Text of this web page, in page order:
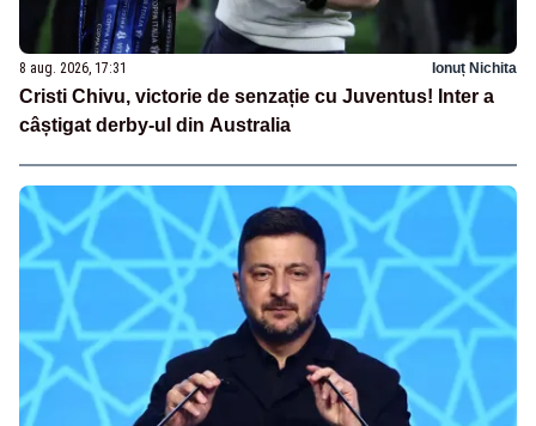
8 aug. 2026, 17:31 Ionuț Nichita
Cristi Chivu, victorie de senzație cu Juventus! Inter a
câștigat derby-ul din Australia